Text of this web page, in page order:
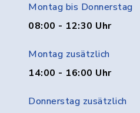
Montag bis Donnerstag
08:00 - 12:30 Uhr
Montag zusätzlich
14:00 - 16:00 Uhr
Donnerstag zusätzlich